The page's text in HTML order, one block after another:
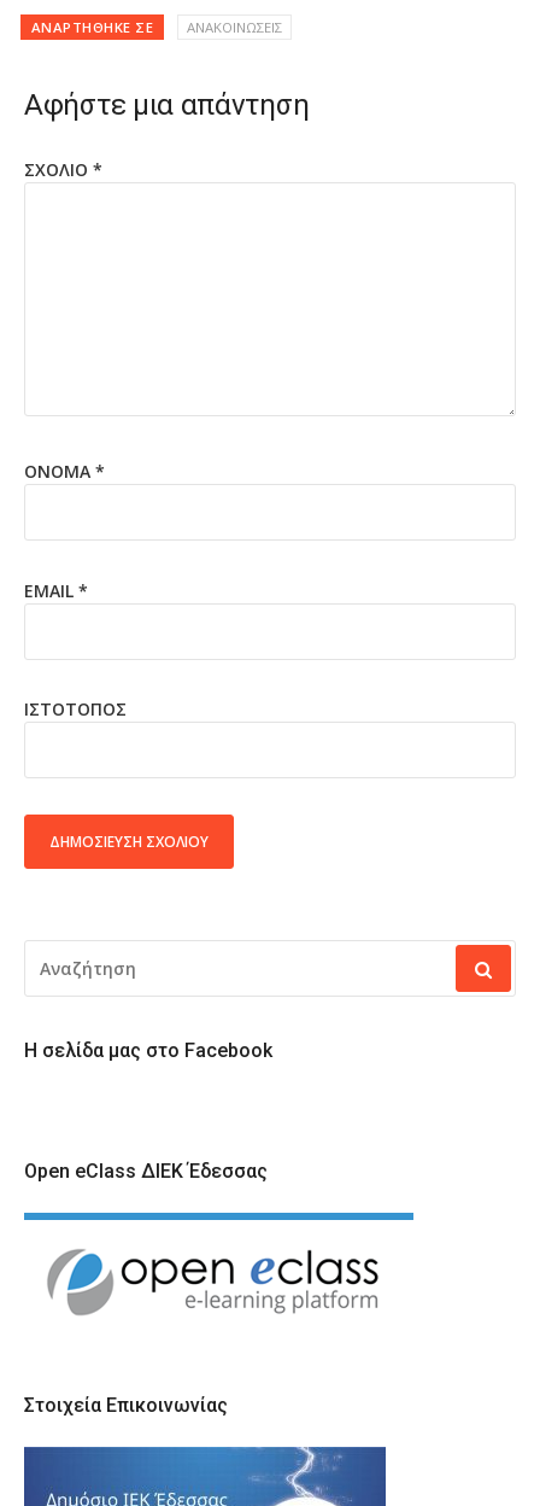
ΑΝΑΡΤΉΘΗΚΕ ΣΕ ΑΝΑΚΟΙΝΩΣΕΙΣ
Αφήστε μια απάντηση
ΣΧΌΛΙΟ *
ΌΝΟΜΑ *
EMAIL *
ΙΣΤΌΤΟΠΟΣ
ΓΙΑ:
Η σελίδα μας στο Facebook
Open eClass ΔΙΕΚ Έδεσσας
Στοιχεία Επικοινωνίας